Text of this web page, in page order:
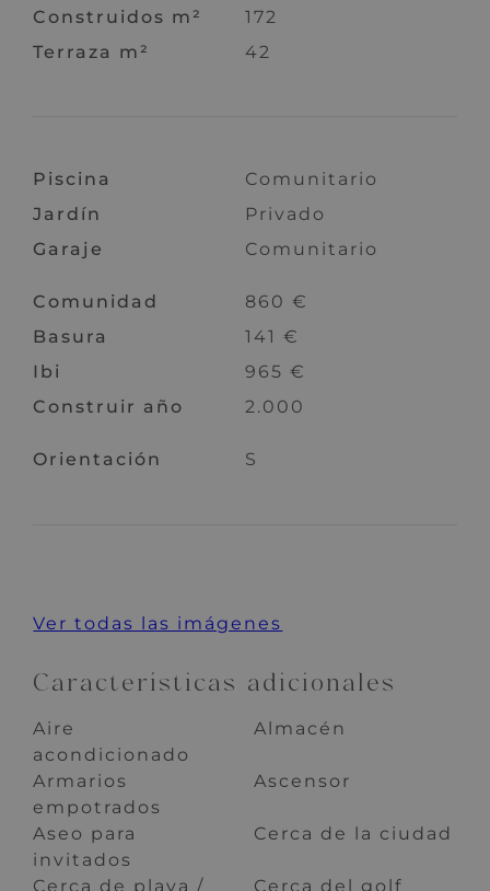
Construidos m²
172
Terraza m²
42
Piscina
Comunitario
Jardín
Privado
Garaje
Comunitario
Comunidad
860 €
Basura
141 €
Ibi
965 €
Construir año
2.000
Orientación S
Ver todas las imágenes
Características adicionales
Aire
acondicionado
Almacén
Armarios
empotrados
Ascensor
Aseo para
invitados
Cerca de la ciudad
Cerca de playa / Cerca del golf